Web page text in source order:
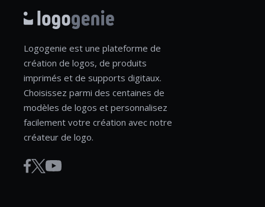
Logogenie est une plateforme de
création de logos, de produits
imprimés et de supports digitaux.
Choisissez parmi des centaines de
modèles de logos et personnalisez
facilement votre création avec notre
créateur de logo.